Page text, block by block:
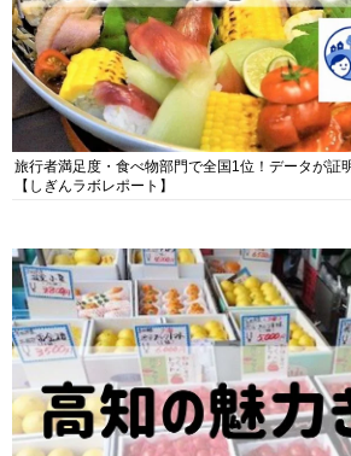
旅行者満足度・食べ物部門で全国1位！データが証
【しぎんラボレポート】